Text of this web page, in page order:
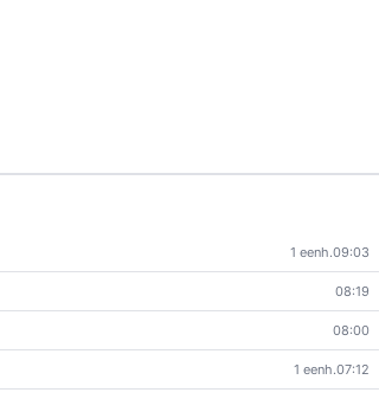
1 eenh.09:03
08:19
08:00
1 eenh.07:12